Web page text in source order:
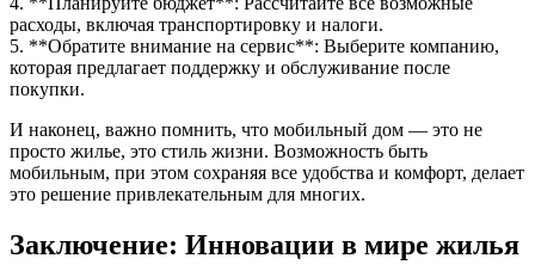
расходы, включая транспортировку и налоги.
5. **Обратите внимание на сервис**: Выберите компанию,
которая предлагает поддержку и обслуживание после
покупки.
И наконец, важно помнить, что мобильный дом — это не
просто жилье, это стиль жизни. Возможность быть
мобильным, при этом сохраняя все удобства и комфорт, делает
это решение привлекательным для многих.
Заключение: Инновации в мире жилья